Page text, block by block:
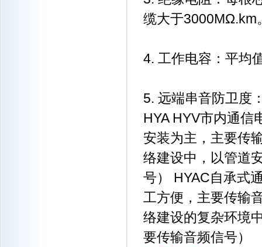
缆大于3000MΩ.km
4. 工作电容：平均
5. 远端串音防卫度
HYA HYV市内通信
安装为主，主要传
络建设中，以管道
号） HYAC自承式
工方便，主要传输
络建设的复杂环境
要传输音频信号）